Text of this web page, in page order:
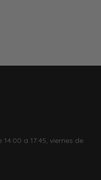
a 17:45, viernes de